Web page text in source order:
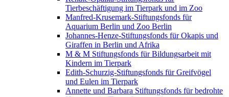
Tierbeschäftigung im Tierpark und im Zoo
Manfred-Krusemark-Stiftungsfonds für
Aquarium Berlin und Zoo Berlin
Johannes-Henze-Stiftungsfonds für Okapis und
Giraffen in Berlin und Afrika
M & M Stiftungsfonds für Bildungsarbeit mit
Kindern im Tierpark
Edith-Schurzig-Stiftungsfonds für Greifvögel
und Eulen im Tierpark
Annette und Barbara Stiftungsfonds für bedrohte